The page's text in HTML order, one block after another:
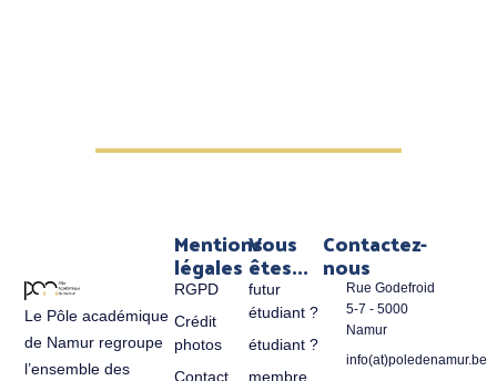
Le Pôle académique
de Namur regroupe
l’ensemble des
Vous
êtes...
futur
étudiant ?
étudiant ?
membre
Mentions
légales
RGPD
Crédit
photos
Contact
Contactez-
nous
Rue Godefroid
5-7 - 5000
Namur
info(at)poledenamur.be